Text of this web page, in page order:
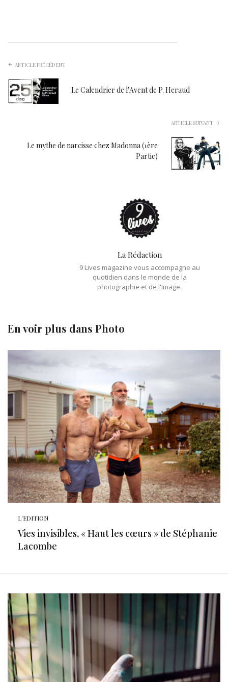
ARTICLE PRÉCÉDENT
Le Calendrier de l’Avent de P. Heraud
ARTICLE SUIVANT
Le mythe de narcisse chez Madonna (1ère
Partie)
La Rédaction
9 Lives magazine vous accompagne au
quotidien dans le monde de la
photographie et de l'Image.
En voir plus dans Photo
L'EDITION
Vies invisibles, « Haut les cœurs » de Stéphanie
Lacombe